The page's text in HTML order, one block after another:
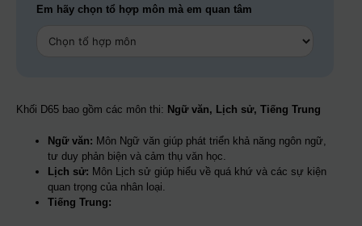
Em hãy chọn tổ hợp môn mà em quan tâm
Khối D65 bao gồm các môn thi: Ngữ văn, Lịch sử, Tiếng Trung
Ngữ văn: Môn Ngữ văn giúp phát triển khả năng ngôn ngữ,
tư duy phản biện và cảm thụ văn học.
Lịch sử: Môn Lịch sử giúp hiểu về quá khứ và các sự kiện
quan trọng của nhân loại.
Tiếng Trung: